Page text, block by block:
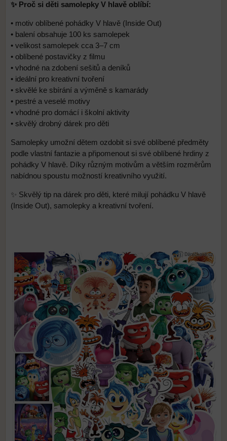
✨ Proč si děti samolepky V hlavě oblíbí:
• motiv oblíbené pohádky V hlavě (Inside Out)
• balení obsahuje 100 ks samolepek
• velikost samolepek cca 3–7 cm
• oblíbené postavičky z filmu
• vhodné na zdobení sešitů a deníků
• ideální pro kreativní tvoření
• skvělé ke sbírání a výměně s kamarády
• pestré a veselé motivy
• vhodné pro domácí i školní aktivity
• skvělý drobný dárek pro děti
Samolepky umožní dětem ozdobit si své oblíbené předměty
podle vlastní fantazie a připomenout si své oblíbené hrdiny z
pohádky V hlavě. Díky různým motivům a větším rozměrům
nabídnou spoustu možností kreativního využití.
✨ Skvělý tip na dárek pro děti, které milují pohádku V hlavě
(Inside Out), samolepky a kreativní tvoření.